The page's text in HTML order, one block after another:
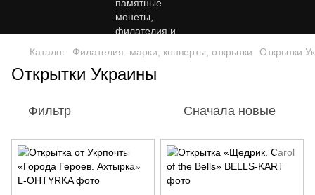
Каталог Филателия: марки, конверты, открытки Открытки
Открытки Украины
Фильтр Сначала новые